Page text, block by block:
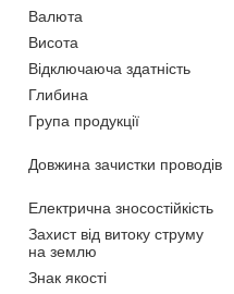
Валюта
Висота
Відключаюча здатність
Глибина
Група продукції
Довжина зачистки проводів
Електрична зносостійкість
Захист від витоку струму
на землю
Знак якості